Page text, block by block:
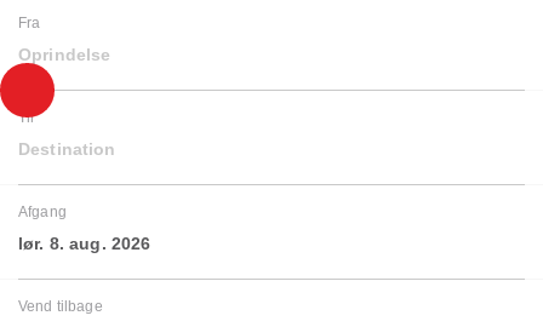
Fra
Oprindelse
Til
Destination
Afgang
lør. 8. aug. 2026
Vend tilbage